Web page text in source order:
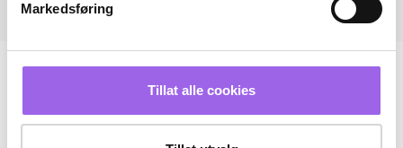
Markedsføring
Tillat alle cookies